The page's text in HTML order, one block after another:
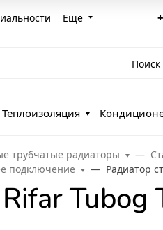
Еще
Теплоизоляция
трубчатые радиаторы
подключение
Радиатор